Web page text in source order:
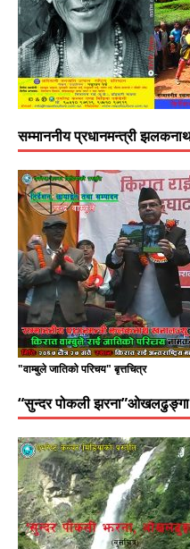
सम्माननीय प्रधानमन्त्री
"वाम्बुले जातिको परिचय" बृत्तचित्र
“सुन्दर पोकली झरना”ओखलढुङ्गा